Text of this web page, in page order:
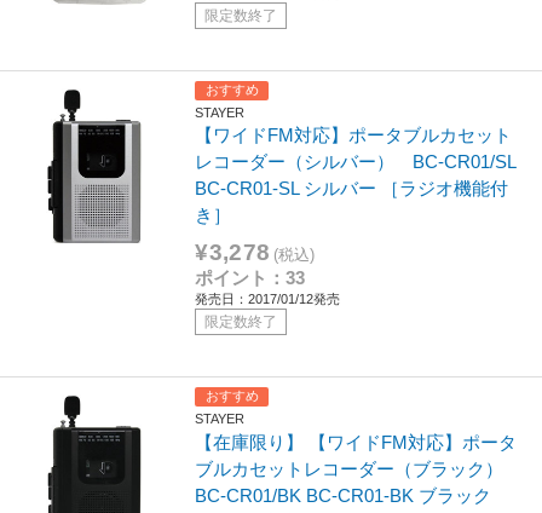
限定数終了
おすすめ
STAYER
【ワイドFM対応】ポータブルカセット
レコーダー（シルバー） BC-CR01/SL
BC-CR01-SL シルバー ［ラジオ機能付
き］
¥3,278 (税込)
ポイント：33
発売日：2017/01/12発売
限定数終了
おすすめ
STAYER
【在庫限り】 【ワイドFM対応】ポータ
ブルカセットレコーダー（ブラック）
BC-CR01/BK BC-CR01-BK ブラック